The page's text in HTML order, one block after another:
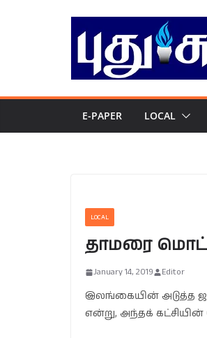
E-PAPER LOCAL
LOCAL
தாமரை
January 14, 2019 Editor
இலங்கையின் அடுத்த
என்று, அந்தக் கட்சியின்